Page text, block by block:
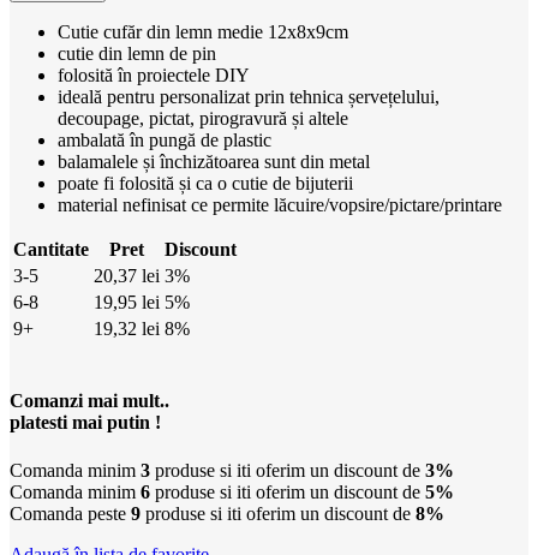
Cutie cufăr din lemn medie 12x8x9cm
cutie din lemn de pin
folosită în proiectele DIY
ideală pentru personalizat prin tehnica șervețelului,
decoupage, pictat, pirogravură și altele
ambalată în pungă de plastic
balamalele și închizătoarea sunt din metal
poate fi folosită și ca o cutie de bijuterii
material nefinisat ce permite lăcuire/vopsire/pictare/printare
Cantitate Pret
Discount
3-5
20,37 lei 3%
6-8
19,95 lei 5%
9+
19,32 lei 8%
Comanzi mai mult..
platesti mai putin !
Comanda minim 3 produse si iti oferim un discount de 3%
Comanda minim 6 produse si iti oferim un discount de 5%
Comanda peste 9 produse si iti oferim un discount de 8%